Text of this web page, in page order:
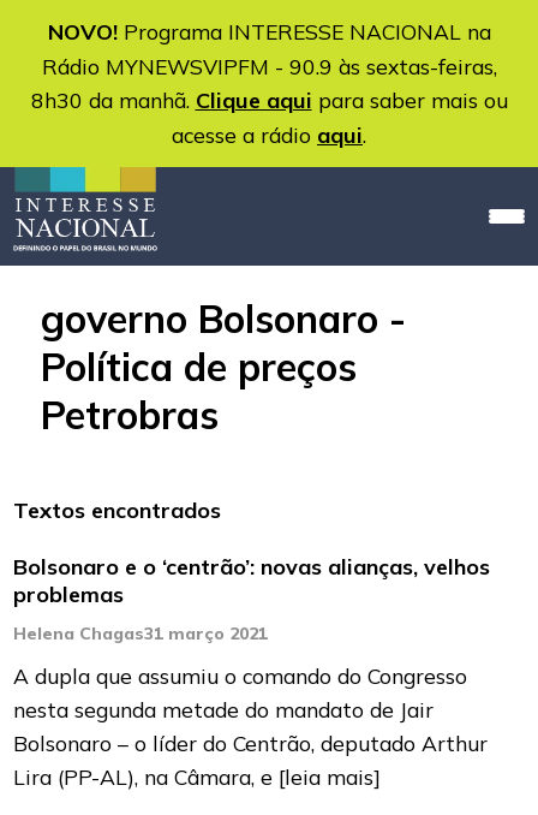
NOVO!Programa INTERESSE NACIONAL na
Rádio MYNEWSVIPFM - 90.9 às sextas-feiras,
8h30 da manhã. Clique aqui para saber mais ou
acesse a rádio aqui.
governo Bolsonaro -
Política de preços
Petrobras
Textos encontrados
Bolsonaro e o ‘centrão’: novas alianças, velhos
problemas
Helena Chagas31 março 2021
A dupla que assumiu o comando do Congresso
nesta segunda metade do mandato de Jair
Bolsonaro – o líder do Centrão, deputado Arthur
Lira (PP-AL), na Câmara, e [leia mais]